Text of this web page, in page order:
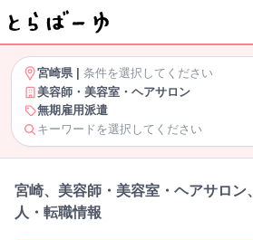
宮崎県| 条件を選択してください
美容師・美容室・ヘアサロン
無期雇用派遣
キーワードを選択してください
宮崎、美容師・美容室・ヘアサロン
人・転職情報